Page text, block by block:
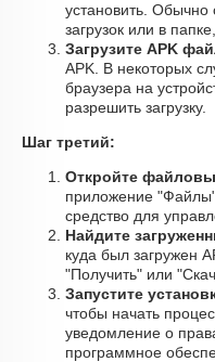
установить. Обычно
загрузок или в
Загрузите APK
APK. В некоторых
браузера на
разрешить загрузку.
Шаг третий:
Откройте
приложение
средство для
Найдите
куда был загружен
"Получить" или
Запустите
чтобы начать
уведомление о
программное